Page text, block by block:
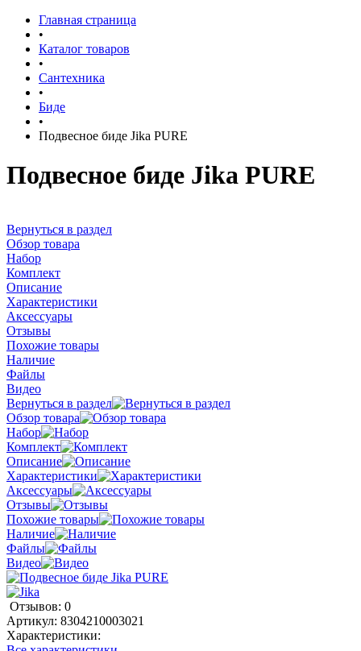
Главная страница
•
Каталог товаров
•
Сантехника
•
Биде
•
Подвесное биде Jika PURE
Подвесное биде Jika PURE
Вернуться в раздел
Обзор товара
Набор
Комплект
Описание
Характеристики
Аксессуары
Отзывы
Похожие товары
Наличие
Файлы
Видео
Вернуться в раздел
Обзор товара
Набор
Комплект
Описание
Характеристики
Аксессуары
Отзывы
Похожие товары
Наличие
Файлы
Видео
Отзывов: 0
Артикул: 8304210003021
Характеристики: